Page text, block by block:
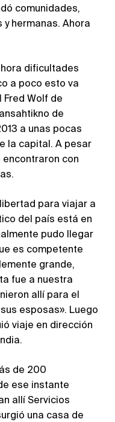
comunidades,
y hermanas. Ahora
dificultades
a poco esto va
Fred Wolf de
de
a unas pocas
la capital. A pesar
encontraron con
para viajar a
del país está en
pudo llegar
es competente
grande,
fue a nuestra
allí para el
esposas». Luego
viaje en dirección
de 200
ese instante
allí Servicios
una casa de